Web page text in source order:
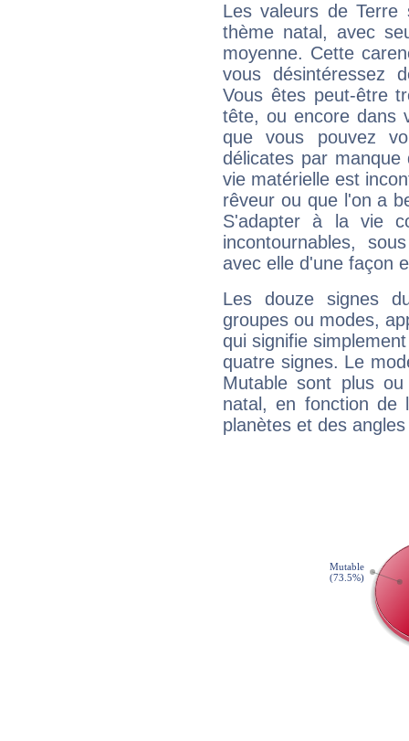
Les valeurs de Terre
thème natal, avec
moyenne. Cette
vous désintéressez
Vous êtes peut-être
tête, ou encore dans
que vous pouvez
délicates par
vie matérielle est
rêveur ou que l'on a
S'adapter à la vie
incontournables,
avec elle d'une façon
Les douze signes
groupes ou modes,
qui signifie
quatre signes. Le
Mutable sont plus
natal, en fonction de
planètes et des